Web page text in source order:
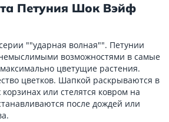
Петуния Шок Вэйф
""ударная волная"". Петунии
возможностями в самые
цветущие растения.
цветков. Шапкой раскрываются в
или стелятся ковром на
после дождей или